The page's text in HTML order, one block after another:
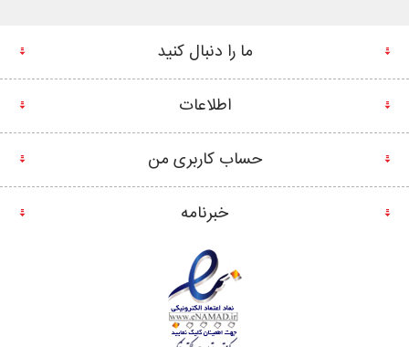
ما را دنبال کنید
اطلاعات
حساب کاربری من
خبرنامه